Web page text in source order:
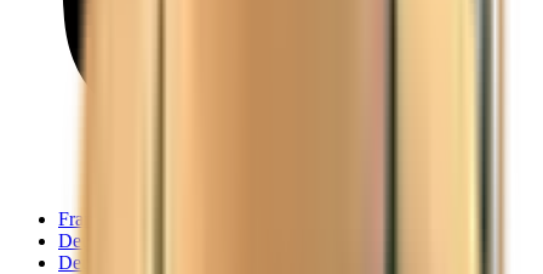
Français
Deutsch
Deutsch